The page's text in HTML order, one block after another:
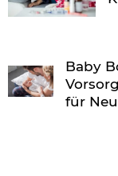
Baby
für